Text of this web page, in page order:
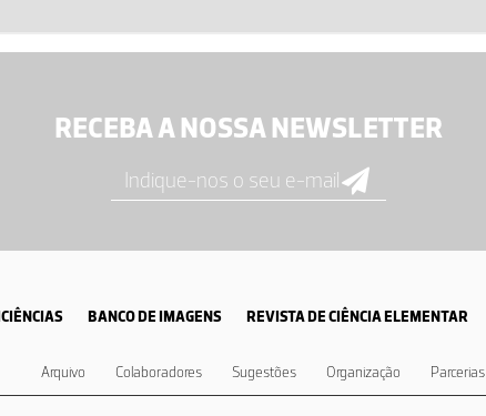
RECEBA A NOSSA NEWSLETTER
BANCO DE IMAGENS REVISTA DE CIÊNCIA ELEMENTAR
Arquivo Colaboradores Sugestões Organização Parcerias